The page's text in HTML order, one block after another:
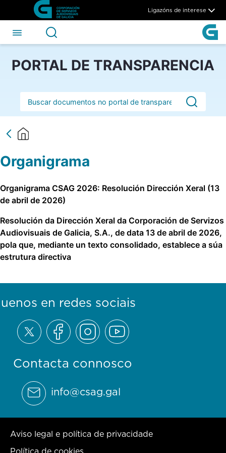
Skip to Main Content
Organigrama da Ligazóns de interese
PORTAL DE TRANSPARENCIA
Barra de busca
Organigrama
Organigrama CSAG 2026: Resolución Dirección Xeral (13
de abril de 2026)
Resolución da Dirección Xeral da Corporación de Servizos
Audiovisuais de Galicia, S.A., de data 13 de abril de 2026,
pola que, mediante un texto consolidado, establece a súa
estrutura directiva
Contacta connosco
info@csag.gal
en redes sociais
Aviso legal e política de privacidade